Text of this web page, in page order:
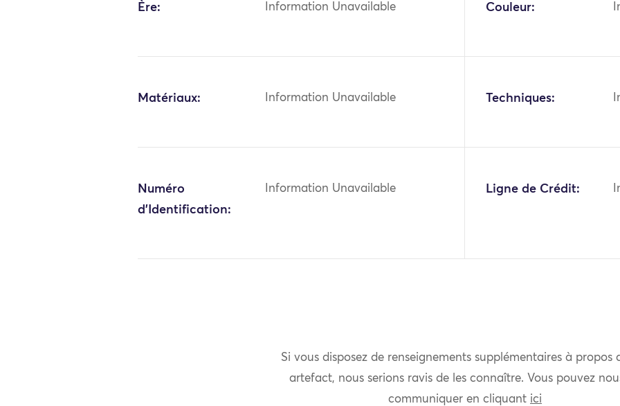
Ère: Information Unavailable Couleur:
Matériaux: Information Unavailable Techniques:
Numéro
d'Identification:
Information Unavailable Ligne de Crédit:
Si vous disposez de renseignements supplémentaires à propos
artefact, nous serions ravis de les connaître. Vous pouvez
communiquer en cliquant ici